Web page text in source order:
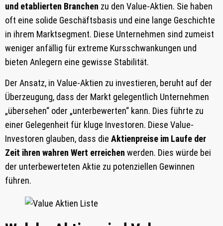
und etablierten Branchen zu den Value-Aktien. Sie haben
oft eine solide Geschäftsbasis und eine lange Geschichte
in ihrem Marktsegment. Diese Unternehmen sind zumeist
weniger anfällig für extreme Kursschwankungen und
bieten Anlegern eine gewisse Stabilität.
Der Ansatz, in Value-Aktien zu investieren, beruht auf der
Überzeugung, dass der Markt gelegentlich Unternehmen
„übersehen“ oder „unterbewerten“ kann. Dies führte zu
einer Gelegenheit für kluge Investoren. Diese Value-
Investoren glauben, dass die Aktienpreise im Laufe der
Zeit ihren wahren Wert erreichen werden. Dies würde bei
der unterbewerteten Aktie zu potenziellen Gewinnen
führen.